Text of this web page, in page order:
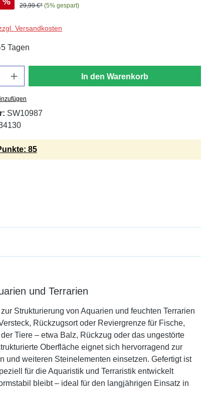
29,99 €* (5% gespart)
Versandkosten
Tagen
In den Warenkorb
SW10987
85
und Terrarien
Strukturierung von Aquarien und feuchten Terrarien
Rückzugsort oder Reviergrenze für Fische,
Tiere – etwa Balz, Rückzug oder das ungestörte
Oberfläche eignet sich hervorragend zur
und weiteren Steinelementen einsetzen. Gefertigt ist
für die Aquaristik und Terraristik entwickelt
bleibt – ideal für den langjährigen Einsatz in